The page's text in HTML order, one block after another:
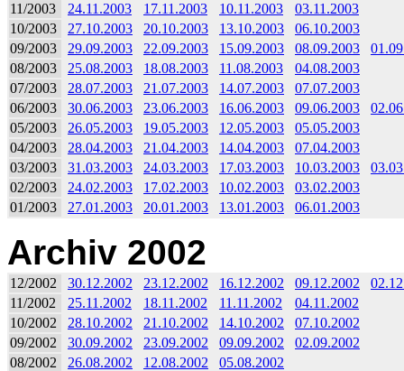
11/2003
24.11.2003 17.11.2003 10.11.2003
03.11.2003
10/2003
27.10.2003 20.10.2003 13.10.2003
06.10.2003
09/2003
29.09.2003 22.09.2003 15.09.2003 08.09.2003
08/2003
25.08.2003 18.08.2003 11.08.2003
04.08.2003
07/2003
28.07.2003 21.07.2003 14.07.2003
07.07.2003
06/2003
30.06.2003 23.06.2003 16.06.2003 09.06.2003
05/2003
26.05.2003 19.05.2003 12.05.2003
05.05.2003
04/2003
28.04.2003 21.04.2003 14.04.2003
07.04.2003
03/2003
31.03.2003 24.03.2003 17.03.2003 10.03.2003
02/2003
24.02.2003 17.02.2003 10.02.2003
03.02.2003
01/2003
27.01.2003 20.01.2003 13.01.2003 06.01.2003
Archiv 2002
12/2002 30.12.2002 23.12.2002 16.12.2002 09.12.2002
11/2002
25.11.2002 18.11.2002 11.11.2002
04.11.2002
10/2002
28.10.2002 21.10.2002 14.10.2002
07.10.2002
09/2002
30.09.2002 23.09.2002 09.09.2002
02.09.2002
08/2002
26.08.2002 12.08.2002
05.08.2002